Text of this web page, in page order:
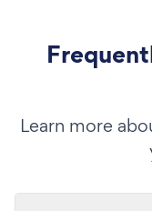
Learn more